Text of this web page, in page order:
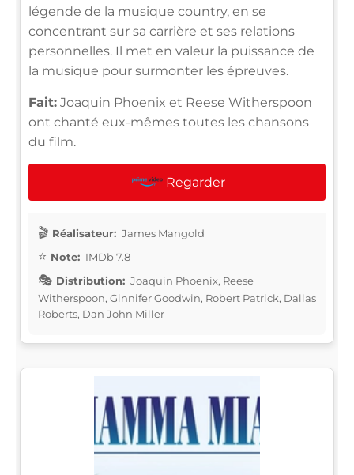
légende de la musique country, en se
concentrant sur sa carrière et ses relations
personnelles. Il met en valeur la puissance de
la musique pour surmonter les épreuves.
Fait: Joaquin Phoenix et Reese Witherspoon
ont chanté eux-mêmes toutes les chansons
du film.
Regarder
Réalisateur: James Mangold
Note: IMDb 7.8
Distribution: Joaquin Phoenix, Reese
Witherspoon, Ginnifer Goodwin, Robert Patrick, Dallas
Roberts, Dan John Miller